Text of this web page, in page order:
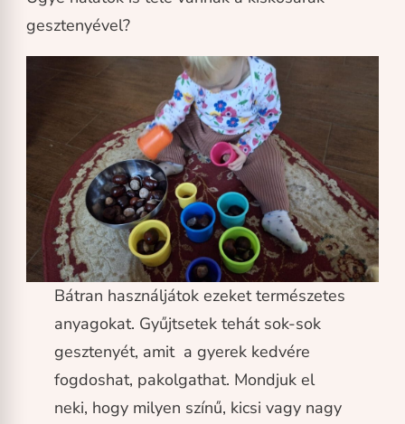
gesztenyével?
Bátran használjátok ezeket természetes
anyagokat. Gyűjtsetek tehát sok-sok
gesztenyét, amit a gyerek kedvére
fogdoshat, pakolgathat. Mondjuk el
neki, hogy milyen színű, kicsi vagy nagy